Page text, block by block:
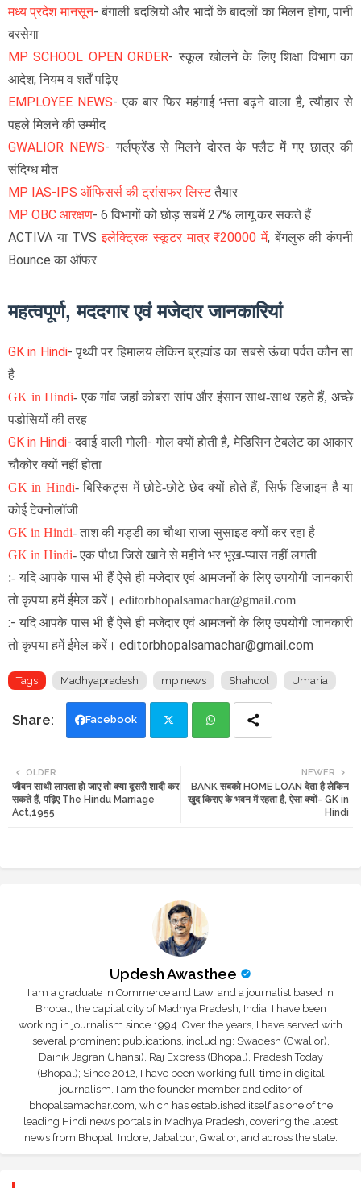
मध्य प्रदेश मानसून- बंगाली बदलियों और भादों के बादलों का मिलन होगा, पानी
बरसेगा
MP SCHOOL OPEN ORDER- स्कूल खोलने के लिए शिक्षा विभाग का
आदेश, नियम व शर्तें पढ़िए
EMPLOYEE NEWS- एक बार फिर महंगाई भत्ता बढ़ने वाला है, त्यौहार से
पहले मिलने की उम्मीद
GWALIOR NEWS- गर्लफ्रेंड से मिलने दोस्त के फ्लैट में गए छात्र की
संदिग्ध मौत
MP IAS-IPS ऑफिसर्स की ट्रांसफर लिस्टतैयार
MP OBC आरक्षण- 6 विभागों को छोड़ सबमें 27% लागू कर सकते हैं
ACTIVA या TVSइलेक्ट्रिक स्कूटर मात्र ₹20000 में, बेंगलुरु की कंपनी
Bounce का ऑफर
महत्वपूर्ण, मददगार एवं मजेदार जानकारियां
GK in Hindi- पृथ्वी पर हिमालय लेकिन ब्रह्मांड का सबसे ऊंचा पर्वत कौन सा
है
GK in Hindi- एक गांव जहां कोबरा सांप और इंसान साथ-साथ रहते हैं, अच्छे
पडोसियों की तरह
GK in Hindi- दवाई वाली गोली- गोल क्यों होती है, मेडिसिन टेबलेट का आकार
चौकोर क्यों नहीं होता
GK in Hindi-बिस्किट्स में छोटे-छोटे छेद क्यों होते हैं, सिर्फ डिजाइन है या
कोई टेक्नोलॉजी
GK in Hindi- ताश की गड्डी का चौथा राजा सुसाइड क्यों कर रहा है
GK in Hindi- एक पौधा जिसे खाने से महीने भर भूख-प्यास नहीं लगती
:- यदि आपके पास भी हैं ऐसे ही मजेदार एवं आमजनों के लिए उपयोगी जानकारी
तो कृपया हमें ईमेल करें। editorbhopalsamachar@gmail.com
:- यदि आपके पास भी हैं ऐसे ही मजेदार एवं आमजनों के लिए उपयोगी जानकारी
तो कृपया हमें ईमेल करें। editorbhopalsamachar@gmail.com
Tags Madhyapradesh mp news Shahdol Umaria
Facebook
tte ats
NEWER
BANK सबको HOME LOAN देता है लेकिन
खुद किराए के भवन में रहता है, ऐसा क्यों- GK in
Hindi
OLDER
जीवन साथी लापता हो जाए तो क्या दूसरी शादी कर
सकते हैं, पढ़िए The Hindu Marriage
Act,1955
Updesh Awasthee
I am a graduate in Commerce and Law, and a journalist based in
Bhopal, the capital city of Madhya Pradesh, India. I have been
working in journalism since 1994. Over the years, I have served with
several prominent publications, including: Swadesh (Gwalior),
Dainik Jagran (Jhansi), Raj Express (Bhopal), Pradesh Today
(Bhopal); Since 2012, I have been working full-time in digital
journalism. I am the founder member and editor of
bhopalsamachar.com, which has established itself as one of the
leading Hindi news portals in Madhya Pradesh, covering the latest
news from Bhopal, Indore, Jabalpur, Gwalior, and across the state.